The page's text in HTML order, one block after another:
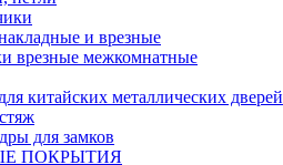
и врезные
врезные межкомнатные
китайских металлических дверей
для замков
ПОКРЫТИЯ